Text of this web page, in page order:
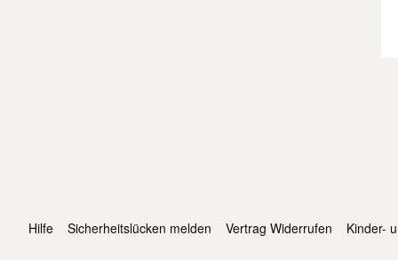
Hilfe Sicherheitslücken melden Vertrag Widerrufen Kinder-